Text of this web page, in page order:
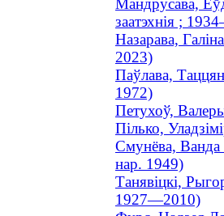
Мандрусава,
заатэхнія ;
Назарава,
2023)
Паўлава,
1972)
Петухоў,
Пілько,
Смунёва, Ванда
нар. 1949)
Танявіцкі,
1927—2010)